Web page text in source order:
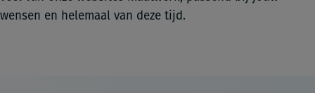
wensen en helemaal van deze tijd.